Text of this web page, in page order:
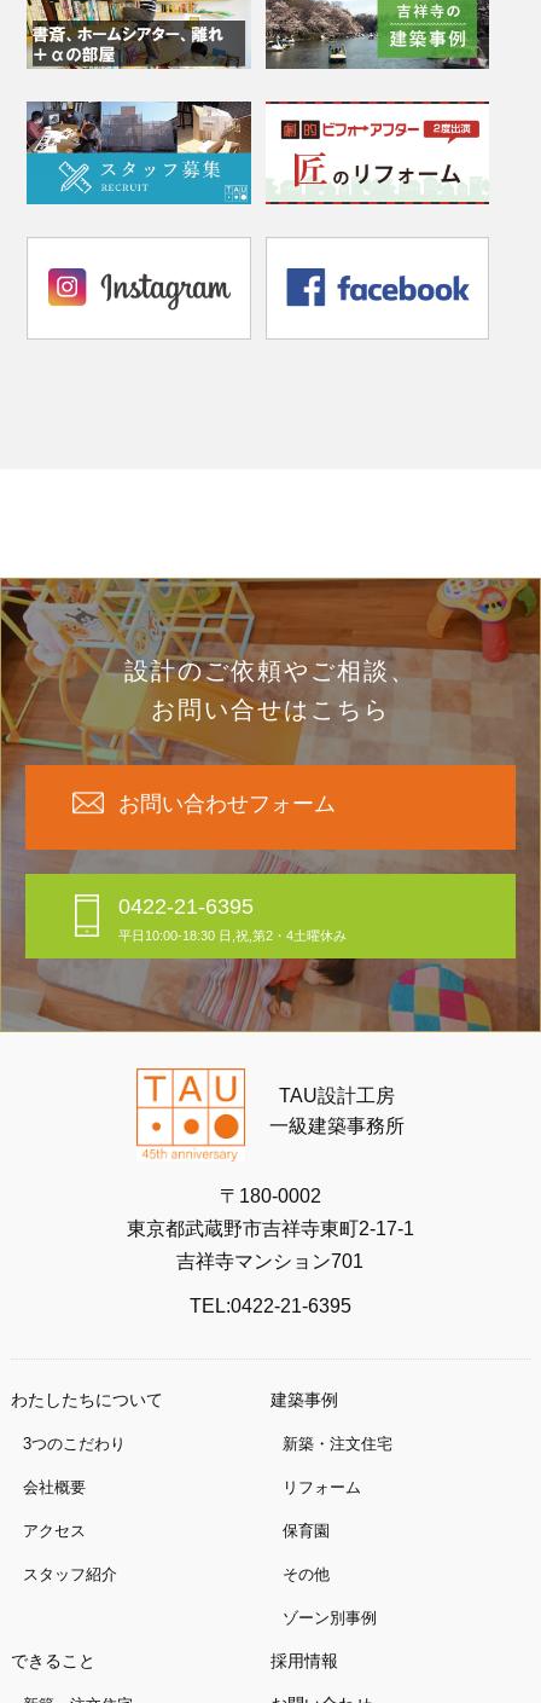
設計のご依頼やご相談、
お問い合せはこちら
お問い合わせフォーム
0422-21-6395
平日10:00-18:30 日,祝,第2・4土曜休み
TAU設計工房
一級建築事務所
〒180-0002
東京都武蔵野市吉祥寺東町2-17-1
吉祥寺マンション701
TEL:0422-21-6395
わたしたちについて
3つのこだわり
会社概要
アクセス
スタッフ紹介
建築事例
新築・注文住宅
リフォーム
保育園
その他
ゾーン別事例
できること 採用情報